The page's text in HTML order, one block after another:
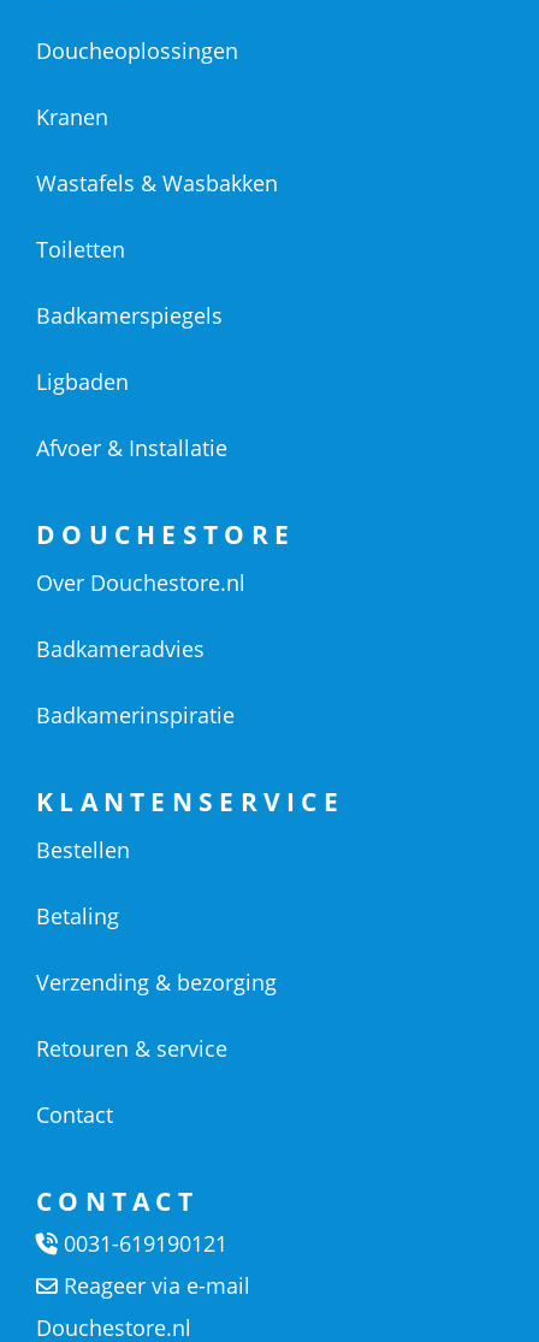
Doucheoplossingen
Kranen
Wastafels & Wasbakken
Toiletten
Badkamerspiegels
Ligbaden
Afvoer & Installatie
DOUCHESTORE
Over Douchestore.nl
Badkameradvies
Badkamerinspiratie
KLANTENSERVICE
Bestellen
Betaling
Verzending & bezorging
Retouren & service
Contact
CONTACT
0031-619190121
Reageer via e-mail
Douchestore.nl